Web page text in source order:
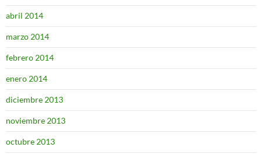
abril 2014
marzo 2014
febrero 2014
enero 2014
diciembre 2013
noviembre 2013
octubre 2013